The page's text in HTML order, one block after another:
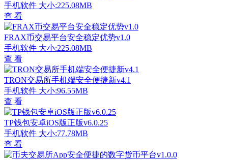
手机软件 大小:225.08MB
查 看
FRAX币交易平台安全稳定优势v1.0
手机软件 大小:225.08MB
查 看
TRON交易所手机端安全便捷新v4.1
手机软件 大小:96.55MB
查 看
TP钱包安卓iOS版正版v6.0.25
手机软件 大小:77.78MB
查 看